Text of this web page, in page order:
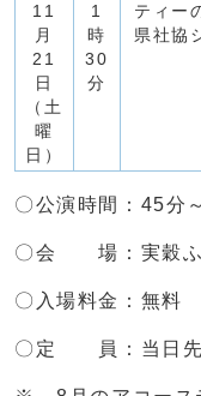
11
月
21
日
（土
曜
日）
1
時
30
分
ティー
県社協
〇公演時間：45分
〇会 場：実穀ふ
〇入場料金：無料
〇定 員：当日先